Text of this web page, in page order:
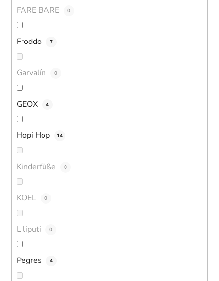
FARE BARE 0
Froddo 7
Garvalín 0
GEOX 4
Hopi Hop 14
Kinderfüße 0
KOEL 0
Liliputi 0
Pegres 4